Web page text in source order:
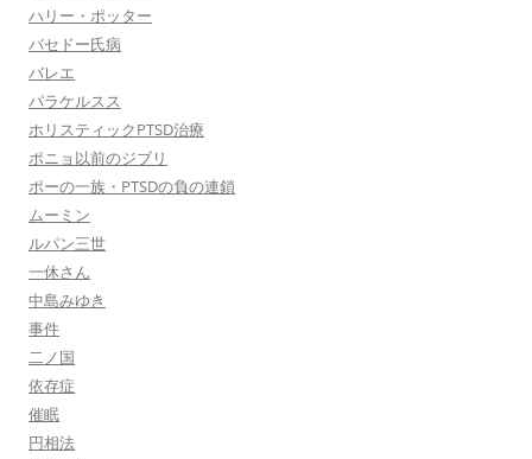
ハリー・ポッター
バセドー氏病
バレエ
パラケルスス
ホリスティックPTSD治療
ポニョ以前のジブリ
ポーの一族・PTSDの負の連鎖
ムーミン
ルパン三世
一休さん
中島みゆき
事件
二ノ国
依存症
催眠
円相法